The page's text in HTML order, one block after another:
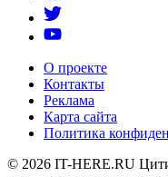
О проекте
Контакты
Реклама
Карта сайта
Политика
© 2026 IT-HERE.RU